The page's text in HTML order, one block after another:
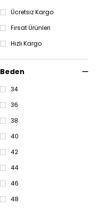
Ücretsiz Kargo
Fırsat Ürünleri
Hızlı Kargo
Beden
34
36
38
40
42
44
46
48